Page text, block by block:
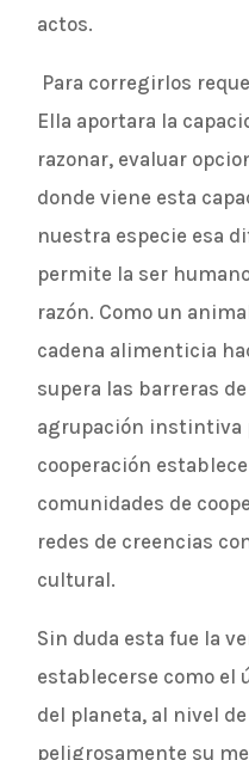
actos.
Para corregirlos
Ella aportara la
razonar, evaluar
donde viene esta
nuestra especie esa
permite la ser
razón. Como un
cadena alimenticia
supera las barreras
agrupación instintiva
cooperación
comunidades de
redes de creencias
cultural.
Sin duda esta fue la
establecerse como el
del planeta, al nivel
peligrosamente su